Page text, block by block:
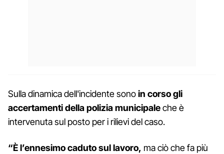
Sulla dinamica dell'incidente sonoin corso gli
accertamenti della polizia municipaleche è
intervenuta sul posto per i rilievi del caso.
“È l’ennesimo caduto sul lavoro, ma ciò che fa più